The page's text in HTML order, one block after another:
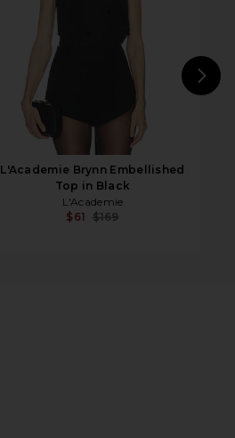
L'Academie Brynn Embellished
Top in Black
L'Academie
$61 $169